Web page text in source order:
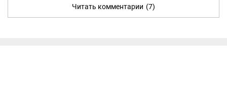
Читать комментарии (7)